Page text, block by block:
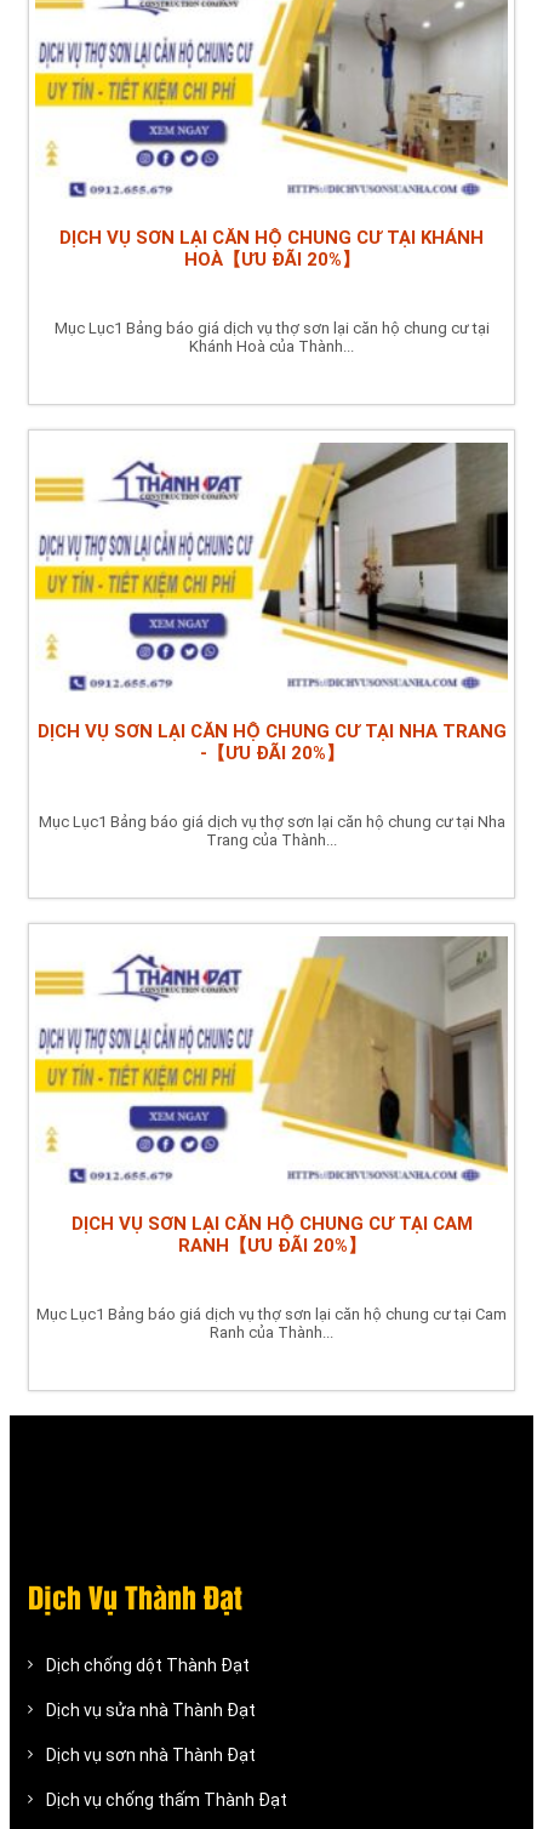
DỊCH VỤ SƠN LẠI CĂN HỘ CHUNG CƯ TẠI KHÁNH
HOÀ【ƯU ĐÃI 20%】
Mục Lục1 Bảng báo giá dịch vụ thợ sơn lại căn hộ chung cư tại
Khánh Hoà của Thành...
DỊCH VỤ SƠN LẠI CĂN HỘ CHUNG CƯ TẠI NHA TRANG
-【ƯU ĐÃI 20%】
Mục Lục1 Bảng báo giá dịch vụ thợ sơn lại căn hộ chung cư tại Nha
Trang của Thành...
DỊCH VỤ SƠN LẠI CĂN HỘ CHUNG CƯ TẠI CAM
RANH【ƯU ĐÃI 20%】
Mục Lục1 Bảng báo giá dịch vụ thợ sơn lại căn hộ chung cư tại Cam
Ranh của Thành...
Dịch Vụ Thành Đạt
Dịch chống dột Thành Đạt
Dịch vụ sửa nhà Thành Đạt
Dịch vụ sơn nhà Thành Đạt
Dịch vụ chống thấm Thành Đạt